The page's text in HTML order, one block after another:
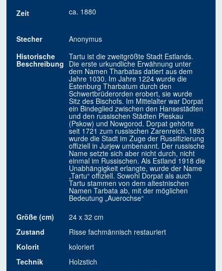
Zeit
ca. 1880
Stecher
Anonymus
Historische
Beschreibung
Tartu ist die zweitgrößte Stadt Estlands.
Die erste urkundliche Erwähnung unter
dem Namen Tharbatas datiert aus dem
Jahre 1030. Im Jahre 1224 wurde die
Estenburg Tharbatum durch den
Schwertbrüderorden erobert, sie wurde
Sitz des Bischofs. Im Mittelalter war Dorpat
ein Bindeglied zwischen den Hansestädten
und den russischen Städten Pleskau
(Pskow) und Nowgorod. Dorpat gehörte
seit 1721 zum russischen Zarenreich. 1893
wurde die Stadt im Zuge der Russifizierung
offiziell in Jurjew umbenannt. Der russische
Name setzte sich aber nicht durch, nicht
einmal im Russischen. Als Estland 1918 die
Unabhängigkeit erlangte, wurde der Name
„Tartu“ offiziell. Sowohl Dorpat als auch
Tartu stammen von dem altestnischen
Namen Tarbata ab, mit der möglichen
Bedeutung „Auerochse“
Größe (cm)
24 x 32 cm
Zustand
Risse fachmännisch restauriert
Kolorit
koloriert
Technik
Holzstich